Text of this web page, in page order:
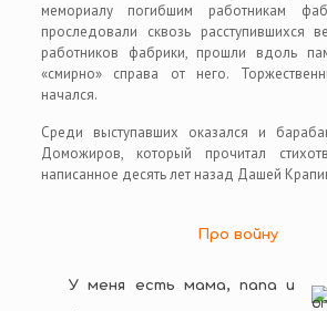
мемориалу погибшим работникам
проследовали сквозь расступившихся
работников фабрики, прошли вдоль
«смирно» справа от него.
начался.
Среди выступавших оказался и
Доможиров, который прочитал
написанное десять лет назад Дашей
Про войну
У меня есть мама, папа и